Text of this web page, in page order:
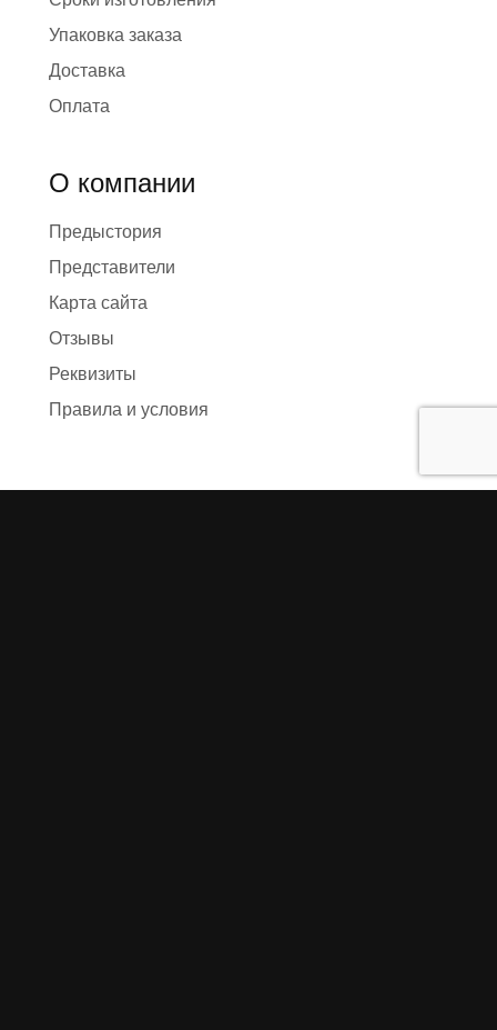
Упаковка заказа
Доставка
Оплата
О компании
Предыстория
Представители
Карта сайта
Отзывы
Реквизиты
Правила и условия